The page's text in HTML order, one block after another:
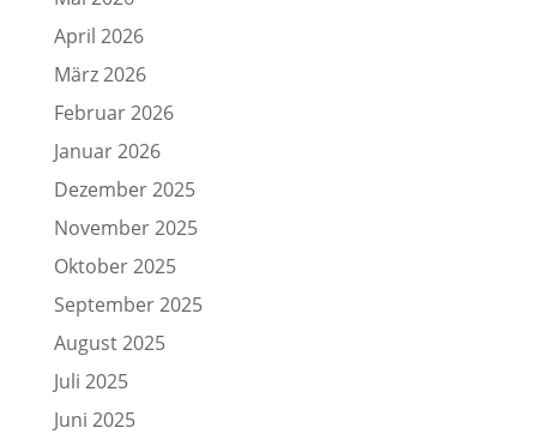
April 2026
März 2026
Februar 2026
Januar 2026
Dezember 2025
November 2025
Oktober 2025
September 2025
August 2025
Juli 2025
Juni 2025